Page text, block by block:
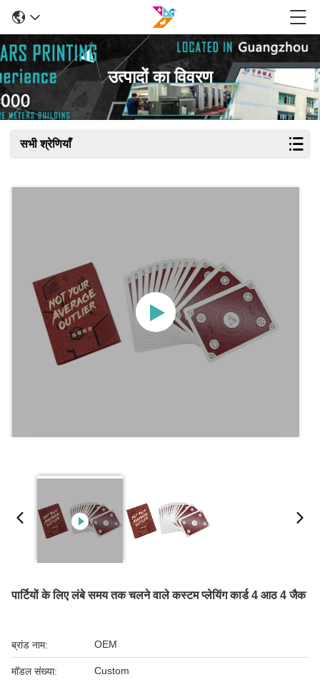
उत्पादों का विवरण
सभी श्रेणियाँ
पार्टियों के लिए लंबे समय तक चलने वाले कस्टम प्लेयिंग कार्ड 4 आठ 4 जैक
ब्रांड नाम: OEM
मॉडल संख्या: Custom